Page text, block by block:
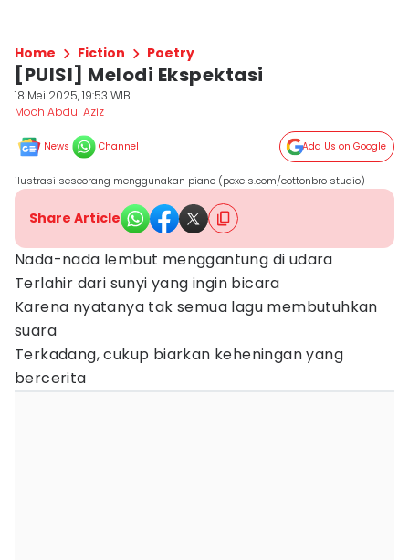
Home Fiction Poetry
[PUISI] Melodi Ekspektasi
18 Mei 2025, 19:53 WIB
Moch Abdul Aziz
News Channel Add Us on Google
ilustrasi seseorang menggunakan piano (pexels.com/cottonbro studio)
Share Article
Nada-nada lembut menggantung di udara
Terlahir dari sunyi yang ingin bicara
Karena nyatanya tak semua lagu membutuhkan
suara
Terkadang, cukup biarkan keheningan yang
bercerita